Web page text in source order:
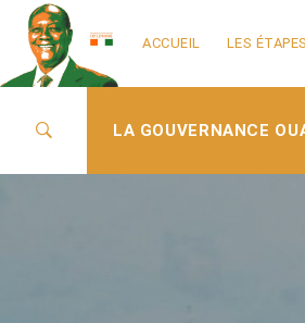
ACCUEIL LES
LA GOUVERNANCE